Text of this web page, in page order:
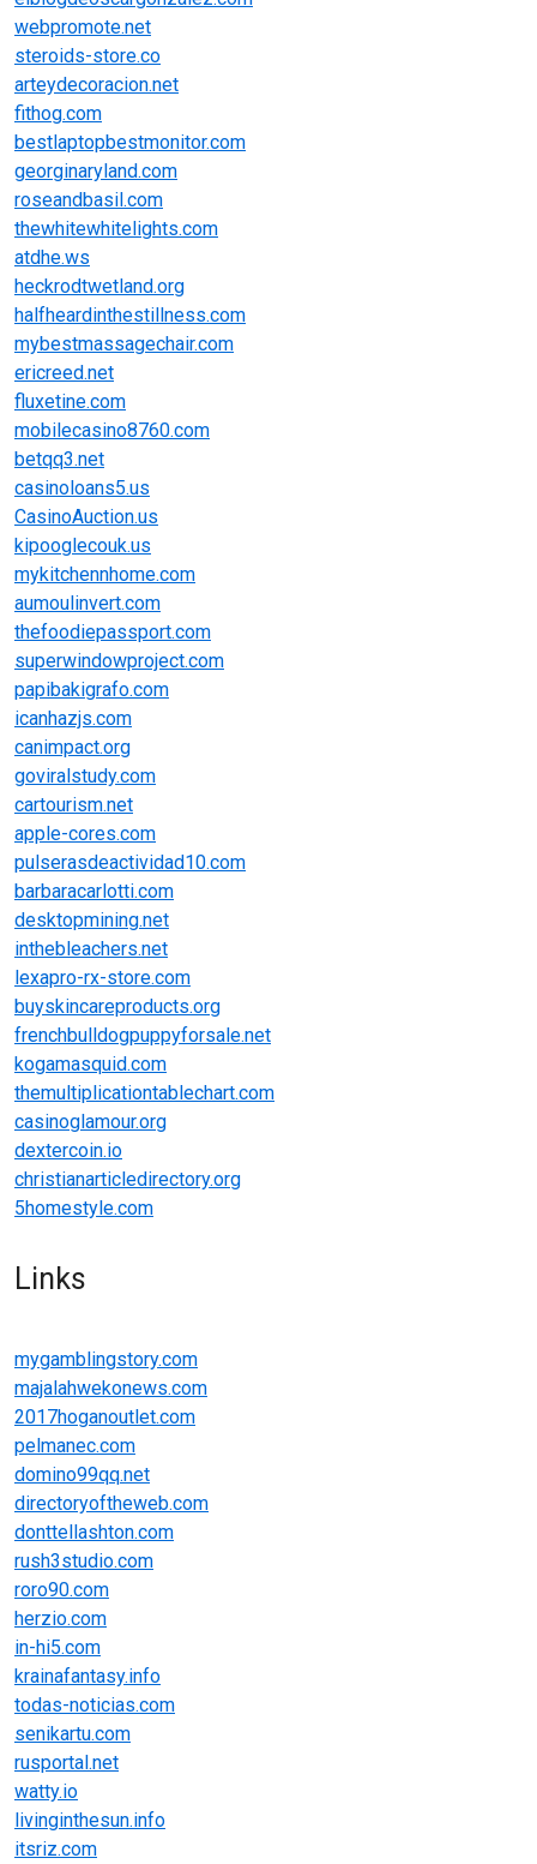
webpromote.net
steroids-store.co
arteydecoracion.net
fithog.com
bestlaptopbestmonitor.com
georginaryland.com
roseandbasil.com
thewhitewhitelights.com
atdhe.ws
heckrodtwetland.org
halfheardinthestillness.com
mybestmassagechair.com
ericreed.net
fluxetine.com
mobilecasino8760.com
betqq3.net
casinoloans5.us
CasinoAuction.us
kipooglecouk.us
mykitchennhome.com
aumoulinvert.com
thefoodiepassport.com
superwindowproject.com
papibakigrafo.com
icanhazjs.com
canimpact.org
goviralstudy.com
cartourism.net
apple-cores.com
pulserasdeactividad10.com
barbaracarlotti.com
desktopmining.net
inthebleachers.net
lexapro-rx-store.com
buyskincareproducts.org
frenchbulldogpuppyforsale.net
kogamasquid.com
themultiplicationtablechart.com
casinoglamour.org
dextercoin.io
christianarticledirectory.org
5homestyle.com
Links
mygamblingstory.com
majalahwekonews.com
2017hoganoutlet.com
pelmanec.com
domino99qq.net
directoryoftheweb.com
donttellashton.com
rush3studio.com
roro90.com
herzio.com
in-hi5.com
krainafantasy.info
todas-noticias.com
senikartu.com
rusportal.net
watty.io
livinginthesun.info
itsriz.com